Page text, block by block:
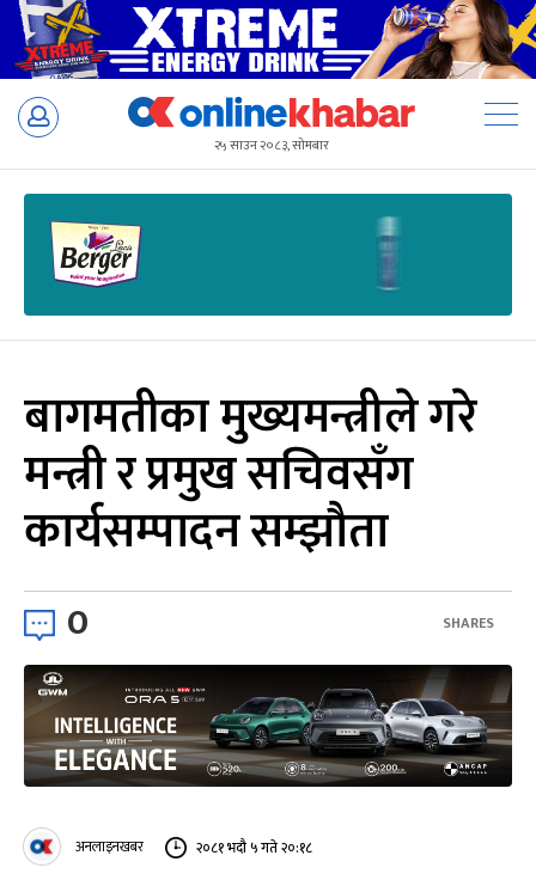
Skip
२५ साउन २०८३, सोमबार
बागमतीका मुख्यमन्त्रीले गरे
मन्त्री र प्रमुख सचिवसँग
कार्यसम्पादन सम्झौता
0 SHARES
अनलाइनखबर २०८१ भदौ ५ गते २०:१८